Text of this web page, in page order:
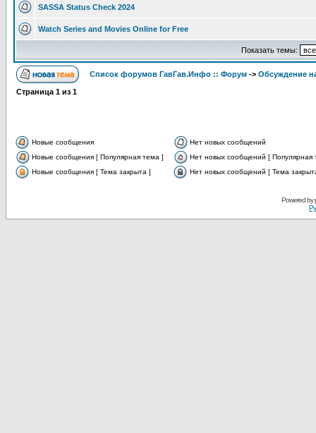
SASSA Status Check 2024
Watch Series and Movies Online for Free
Показать темы:
Список форумов ГавГав.Инфо :: Форум -> Обсуждение
Страница 1 из 1
Новые сообщения
Нет новых сообщений
Новые сообщения [ Популярная тема ]
Нет новых сообщений [ Популярная
Новые сообщения [ Тема закрыта ]
Нет новых сообщений [ Тема
Powered by